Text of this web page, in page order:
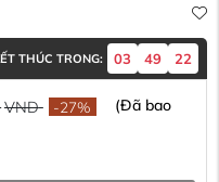
THÚC TRONG: 03 49 21
VND -27%
(Đã bao